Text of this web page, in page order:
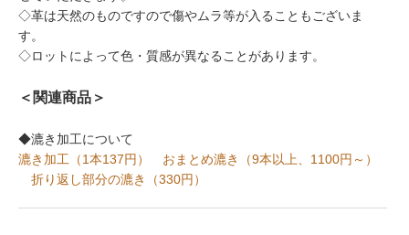
◇革は天然のものですので傷やムラ等が入ることもございま
す。
◇ロットによって色・質感が異なることがあります。
＜関連商品＞
◆漉き加工について
漉き加工（1本137円）
おまとめ漉き（9本以上、1100円～）
折り返し部分の漉き（330円）